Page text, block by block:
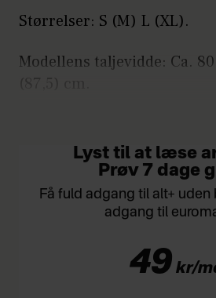
Størrelser: S (M) L (XL).
Modellens taljevidde: Ca.
Lyst til at læse
Prøv 7 dage
Få fuld adgang til alt+ uden
adgang til
49 kr/